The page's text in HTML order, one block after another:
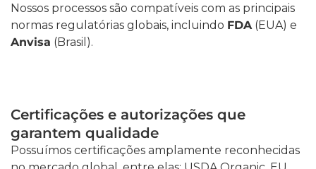
Nossos processos são compatíveis com as principais
normas regulatórias globais, incluindo FDA (EUA) e
Anvisa (Brasil).
Certificações e autorizações que
garantem qualidade
Possuímos certificações amplamente reconhecidas